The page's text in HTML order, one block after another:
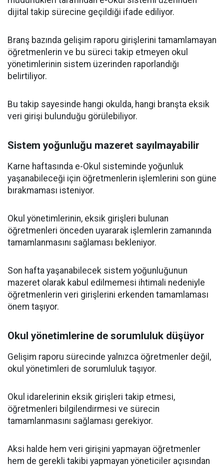
dijital takip sürecine geçildiği ifade ediliyor.
Branş bazında gelişim raporu girişlerini tamamlamayan
öğretmenlerin ve bu süreci takip etmeyen okul
yönetimlerinin sistem üzerinden raporlandığı
belirtiliyor.
Bu takip sayesinde hangi okulda, hangi branşta eksik
veri girişi bulunduğu görülebiliyor.
Sistem yoğunluğu mazeret sayılmayabilir
Karne haftasında e-Okul sisteminde yoğunluk
yaşanabileceği için öğretmenlerin işlemlerini son güne
bırakmaması isteniyor.
Okul yönetimlerinin, eksik girişleri bulunan
öğretmenleri önceden uyararak işlemlerin zamanında
tamamlanmasını sağlaması bekleniyor.
Son hafta yaşanabilecek sistem yoğunluğunun
mazeret olarak kabul edilmemesi ihtimali nedeniyle
öğretmenlerin veri girişlerini erkenden tamamlaması
önem taşıyor.
Okul yönetimlerine de sorumluluk düşüyor
Gelişim raporu sürecinde yalnızca öğretmenler değil,
okul yönetimleri de sorumluluk taşıyor.
Okul idarelerinin eksik girişleri takip etmesi,
öğretmenleri bilgilendirmesi ve sürecin
tamamlanmasını sağlaması gerekiyor.
Aksi halde hem veri girişini yapmayan öğretmenler
hem de gerekli takibi yapmayan yöneticiler açısından